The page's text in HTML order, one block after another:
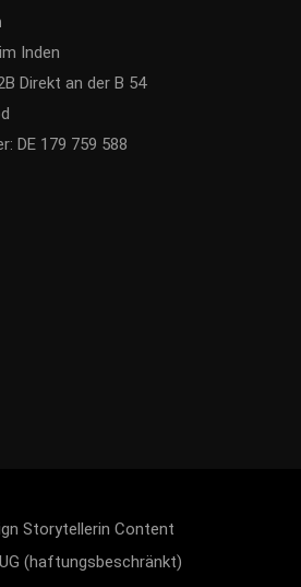
Inden
Direkt an der B 54
DE 179 759 588
Storytellerin Content
(haftungsbeschränkt)